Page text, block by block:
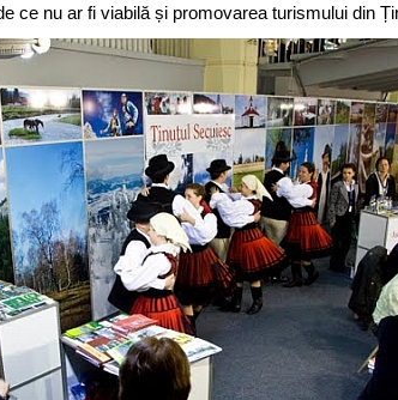
ce nu ar fi viabilă și promovarea turismului din